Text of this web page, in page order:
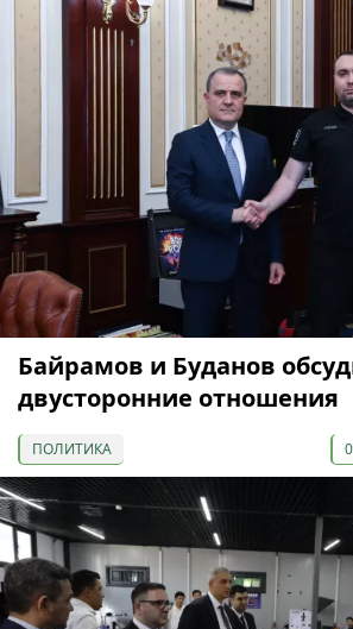
Байрамов и Буданов
двусторонние отношения
ПОЛИТИКА